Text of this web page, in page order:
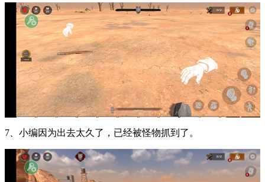
7、小编因为出去太久了，已经被怪物抓到了。